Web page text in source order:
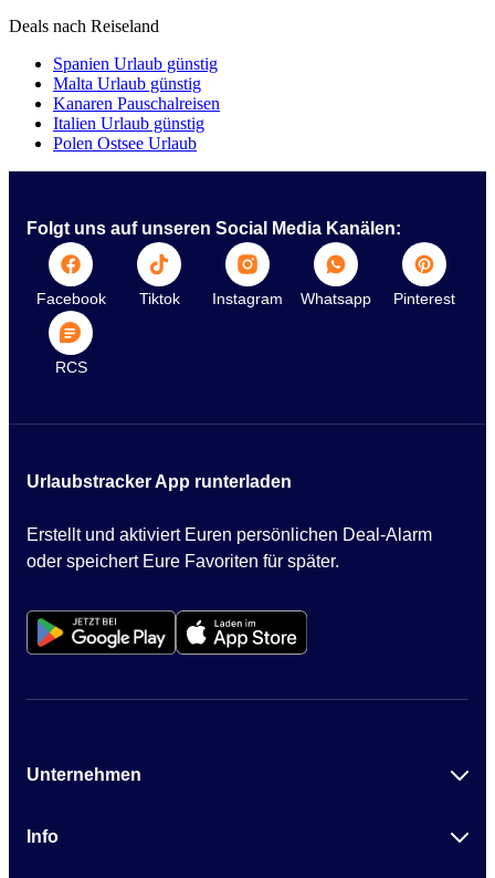
Deals nach Reiseland
Spanien Urlaub günstig
Malta Urlaub günstig
Kanaren Pauschalreisen
Italien Urlaub günstig
Polen Ostsee Urlaub